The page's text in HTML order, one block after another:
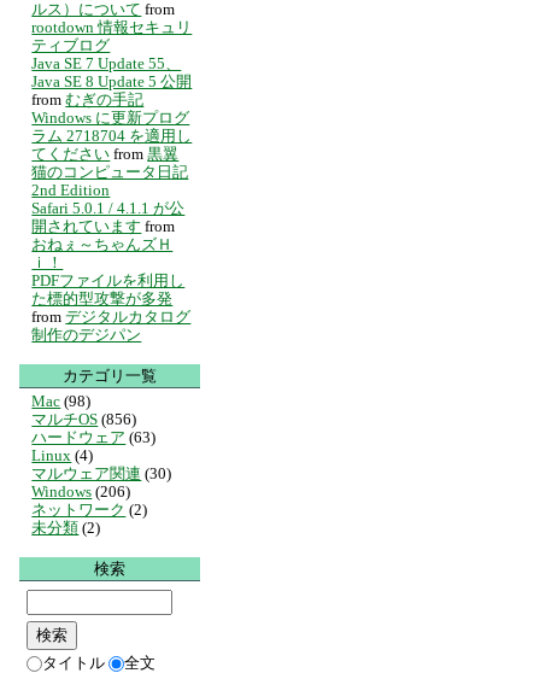
ルス）について from
rootdown 情報セキュリ
ティブログ
Java SE 7 Update 55、
Java SE 8 Update 5 公開
from むぎの手記
Windows に更新プログ
ラム 2718704 を適用し
てください from 黒翼
猫のコンピュータ日記
2nd Edition
Safari 5.0.1 / 4.1.1 が公
開されています from
おねぇ～ちゃんズＨ
ｉ！
PDFファイルを利用し
た標的型攻撃が多発
from デジタルカタログ
制作のデジパン
カテゴリ一覧
Mac (98)
マルチOS (856)
ハードウェア (63)
Linux (4)
マルウェア関連 (30)
Windows (206)
ネットワーク (2)
未分類 (2)
検索
タイトル 全文